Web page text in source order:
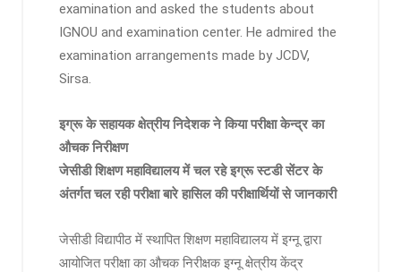
examination and asked the students about
IGNOU and examination center. He admired the
examination arrangements made by JCDV,
Sirsa.
इग्रू के सहायक क्षेत्रीय निदेशक ने किया परीक्षा केन्द्र का
औचक निरीक्षण
जेसीडी शिक्षण महाविद्यालय में चल रहे इग्रू स्टडी सेंटर के
अंतर्गत चल रही परीक्षा बारे हासिल की परीक्षार्थियों से जानकारी
जेसीडी विद्यापीठ में स्थापित शिक्षण महाविद्यालय में इग्नू द्वारा
आयोजित परीक्षा का औचक निरीक्षक इग्नू क्षेत्रीय केंद्र